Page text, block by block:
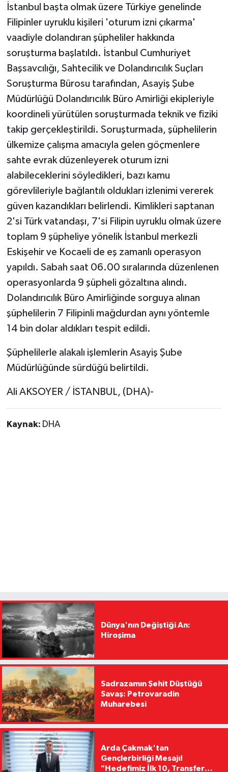
İstanbul başta olmak üzere Türkiye genelinde
Filipinler uyruklu kişileri 'oturum izni çıkarma'
vaadiyle dolandıran şüpheliler hakkında
soruşturma başlatıldı. İstanbul Cumhuriyet
Başsavcılığı, Sahtecilik ve Dolandırıcılık Suçları
Soruşturma Bürosu tarafından, Asayiş Şube
Müdürlüğü Dolandırıcılık Büro Amirliği ekipleriyle
koordineli yürütülen soruşturmada teknik ve fiziki
takip gerçekleştirildi. Soruşturmada, şüphelilerin
ülkemize çalışma amacıyla gelen göçmenlere
sahte evrak düzenleyerek oturum izni
alabileceklerini söyledikleri, bazı kamu
görevlileriyle bağlantılı oldukları izlenimi vererek
güven kazandıkları belirlendi. Kimlikleri saptanan
2'si Türk vatandaşı, 7'si Filipin uyruklu olmak üzere
toplam 9 şüpheliye yönelik İstanbul merkezli
Eskişehir ve Kocaeli de eş zamanlı operasyon
yapıldı. Sabah saat 06.00 sıralarında düzenlenen
operasyonlarda 9 şüpheli gözaltına alındı.
Dolandırıcılık Büro Amirliğinde sorguya alınan
şüphelilerin 7 Filipinli mağdurdan aynı yöntemle
14 bin dolar aldıkları tespit edildi.
Şüphelilerle alakalı işlemlerin Asayiş Şube
Müdürlüğünde sürdüğü belirtildi.
Ali AKSOYER / İSTANBUL, (DHA)-
Kaynak: DHA
Dünya'nın Değiştiği An:
Hiroşima
Sadrazamın Şehit Düştüğü
Savaş: Petrovaradin
Muharebesi
Arda Çakmak'tan
Gençlerbirliği Mesajı!
"Hedefimiz İlk 10, Transfer